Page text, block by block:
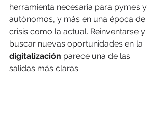
herramienta necesaria para pymes y
autónomos, y más en una época de
crisis como la actual. Reinventarse y
buscar nuevas oportunidades en la
digitalización parece una de las
salidas más claras.